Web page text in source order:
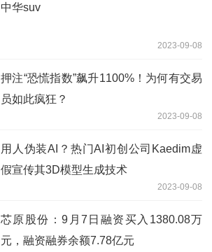
中华suv
2023-09-08
押注“恐慌指数”飙升1100%！为何有交易
员如此疯狂？
2023-09-08
用人伪装AI？热门AI初创公司Kaedim虚
假宣传其3D模型生成技术
2023-09-08
芯原股份：9月7日融资买入1380.08万
元，融资融券余额7.78亿元